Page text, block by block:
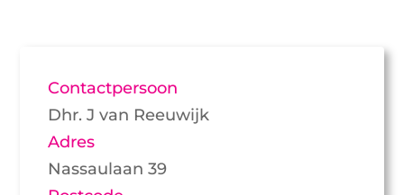
Contactpersoon
Dhr. J van Reeuwijk
Adres
Nassaulaan 39